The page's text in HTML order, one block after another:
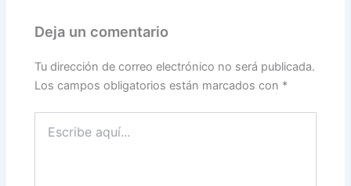
Deja un comentario
Tu dirección de correo electrónico no será publicada.
Los campos obligatorios están marcados con *
aquí...